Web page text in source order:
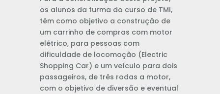
os alunos da turma do curso de TMI,
têm como objetivo a construção de
um carrinho de compras com motor
elétrico, para pessoas com
dificuldade de locomoção (Electric
Shopping Car) e um veículo para dois
passageiros, de três rodas a motor,
com o objetivo de diversão e eventual